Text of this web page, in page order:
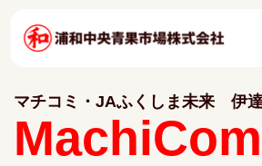
マチコミ・JAふくしま未来 伊